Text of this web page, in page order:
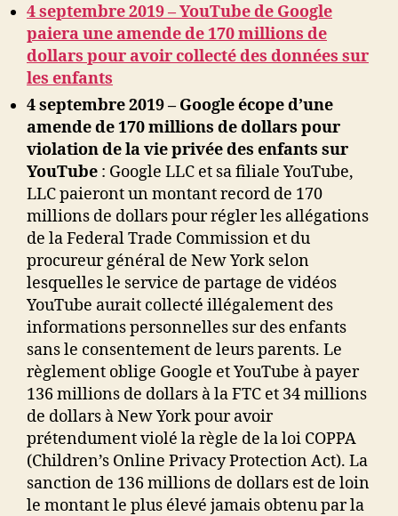
4 septembre 2019 – YouTube de Google
paiera une amende de 170 millions de
dollars pour avoir collecté des données sur
les enfants
4 septembre 2019 – Google écope d’une
amende de 170 millions de dollars pour
violation de la vie privée des enfants sur
YouTube : Google LLC et sa filiale YouTube,
LLC paieront un montant record de 170
millions de dollars pour régler les allégations
de la Federal Trade Commission et du
procureur général de New York selon
lesquelles le service de partage de vidéos
YouTube aurait collecté illégalement des
informations personnelles sur des enfants
sans le consentement de leurs parents. Le
règlement oblige Google et YouTube à payer
136 millions de dollars à la FTC et 34 millions
de dollars à New York pour avoir
prétendument violé la règle de la loi COPPA
(Children’s Online Privacy Protection Act). La
sanction de 136 millions de dollars est de loin
le montant le plus élevé jamais obtenu par la